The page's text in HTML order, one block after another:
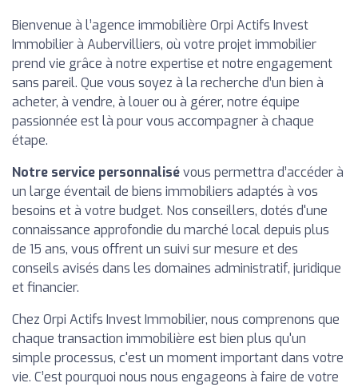
Bienvenue à l’agence immobilière Orpi Actifs Invest
Immobilier à Aubervilliers, où votre projet immobilier
prend vie grâce à notre expertise et notre engagement
sans pareil. Que vous soyez à la recherche d’un bien à
acheter, à vendre, à louer ou à gérer, notre équipe
passionnée est là pour vous accompagner à chaque
étape.
Notre service personnalisévous permettra d’accéder à
un large éventail de biens immobiliers adaptés à vos
besoins et à votre budget. Nos conseillers, dotés d'une
connaissance approfondie du marché local depuis plus
de 15 ans, vous offrent un suivi sur mesure et des
conseils avisés dans les domaines administratif, juridique
et financier.
Chez Orpi Actifs Invest Immobilier, nous comprenons que
chaque transaction immobilière est bien plus qu'un
simple processus, c'est un moment important dans votre
vie. C’est pourquoi nous nous engageons à faire de votre